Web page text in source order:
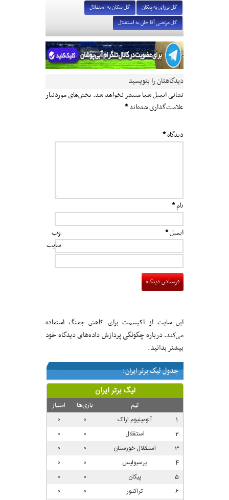
گل برزای به پیکان
گل پیکان به استقلال
گل مرتضی آقا خان به استقلال
دیدگاهتان را بنویسید
نشانی ایمیل شما منتشر نخواهد شد. بخش‌های موردنیاز
علامت‌گذاری شده‌اند*
دیدگاه*
نام*
ایمیل*
وب‌
سایت
این سایت از اکیسمت برای کاهش جفنگ استفاده
می‌کند.درباره چگونگی پردازش داده‌های دیدگاه خود
بیشتر بدانید.
جدول لیگ برتر ایران: